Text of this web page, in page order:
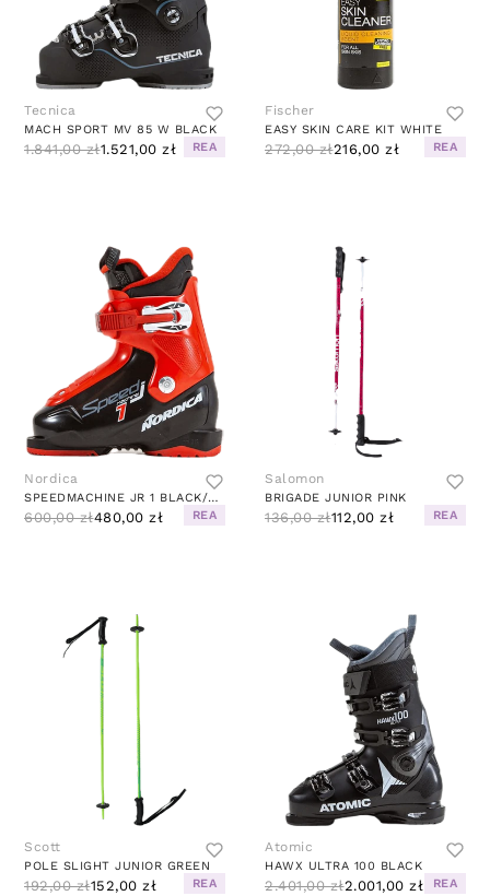
Tecnica
MACH SPORT MV 85 W BLACK
1.841,00 zł1.521,00 zł REA
Fischer
EASY SKIN CARE KIT WHITE
272,00 zł216,00 zł REA
Nordica
SPEEDMACHINE JR 1 BLACK/RED
600,00 zł480,00 zł REA
Salomon
BRIGADE JUNIOR PINK
136,00 zł112,00 zł REA
Scott
POLE SLIGHT JUNIOR GREEN
192,00 zł152,00 zł REA
Atomic
HAWX ULTRA 100 BLACK
2.401,00 zł2.001,00 zł REA